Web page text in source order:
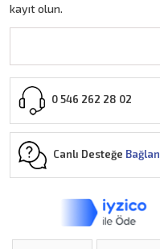
kayıt olun.
0 546 262 28 02
Canlı Desteğe Bağlan